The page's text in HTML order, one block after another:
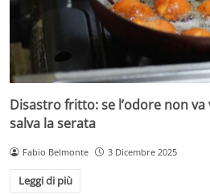
Disastro fritto: se l’odore non
salva la serata
Fabio Belmonte 3 Dicembre 2025
Leggi di più